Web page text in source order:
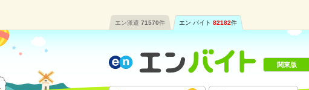
エン派遣 71570件 エン バイト 82182件
関東版